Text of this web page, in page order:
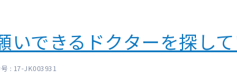
いできるドクターを探し
: 17-JK003931